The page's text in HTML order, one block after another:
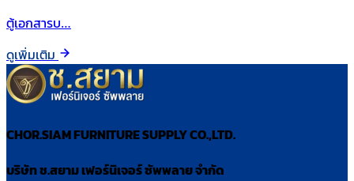
ตู้เอกสารบ…
ดูเพิ่มเติม
CHOR.SIAM FURNITURE SUPPLY CO.,LTD.
บริษัท ช.สยาม เฟอร์นิเจอร์ ซัพพลาย จำกัด